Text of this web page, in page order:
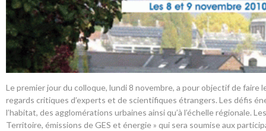
Le premier jour du colloque, lundi 8 novembre, a pour objectif de
regards critiques d’experts et de scientifiques étrangers. Les défis
l’habitat, des agglomérations urbaines ainsi qu’à l’échelle régionale.
Territoire, émissions de GES et énergie » qui sera soumise aux